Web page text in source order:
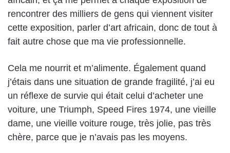
rencontrer des milliers de gens qui viennent visiter
cette exposition, parler d’art africain, donc de tout à
fait autre chose que ma vie professionnelle.
Cela me nourrit et m’alimente. Également quand
j’étais dans une situation de grande fragilité, j’ai eu
un réflexe de survie qui était celui d’acheter une
voiture, une Triumph, Speed Fires 1974, une vieille
dame, une vieille voiture rouge, très jolie, pas très
chère, parce que je n’avais pas les moyens.